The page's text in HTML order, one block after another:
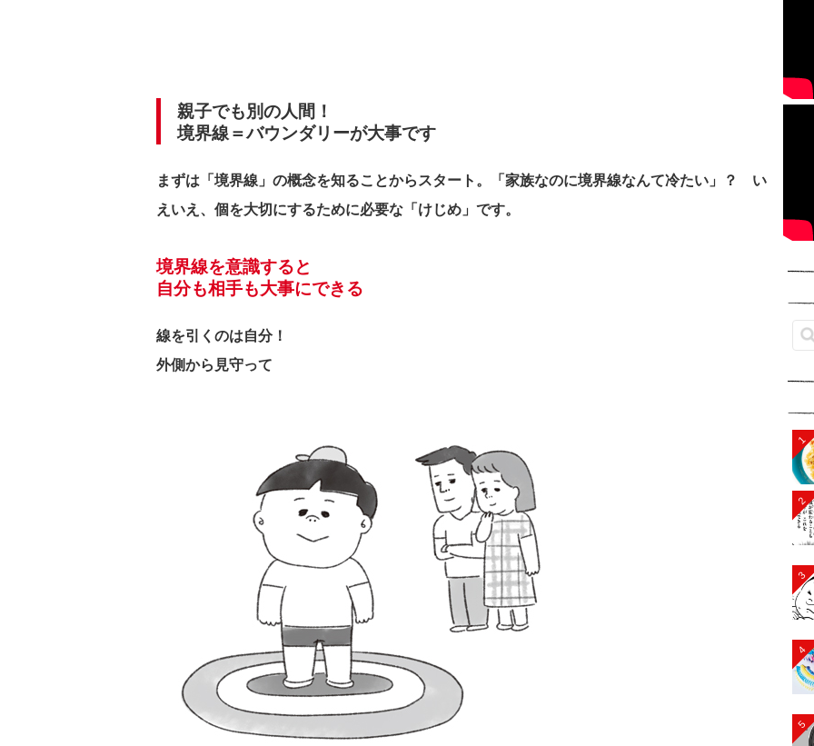
親子でも別の人間！
境界線＝バウンダリーが大事です
まずは「境界線」の概念を知ることからスタート。「家族なのに境界線なんて冷たい」？ い
えいえ、個を大切にするために必要な「けじめ」です。
境界線を意識すると
自分も相手も大事にできる
線を引くのは自分！
外側から見守って
1
2
3
4
5